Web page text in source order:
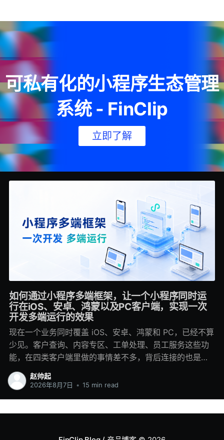
可私有化的小程序生态管理
系统 - FinClip
立即了解
如何通过小程序多端框架，让一个小程序同时运
行在iOS、安卓、鸿蒙以及PC客户端，实现一次
开发多端运行的效果
现在一个业务同时覆盖 iOS、安卓、鸿蒙和 PC，已经不算
少见。客户查询、内容专区、工单处理、员工服务这些功
能，在四类客户端里做的事情差不多，背后连接的也是同
一套业务系统，但开发时经常会落进四个工程：移动端各
写一套，鸿蒙再做适配，PC 端重新处理窗口和键鼠交互。
赵帅起
2026年8月7日 • 15 min read